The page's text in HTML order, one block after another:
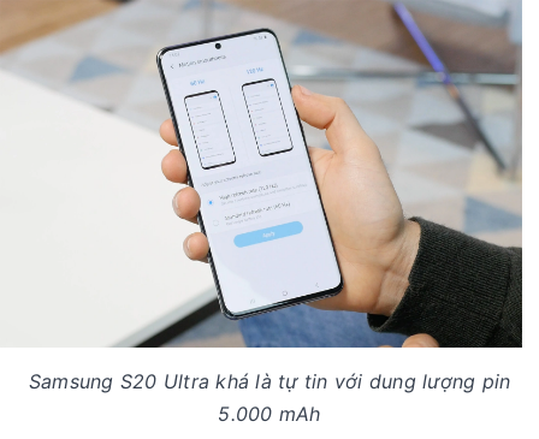
Samsung S20 Ultra khá là tự tin với dung lượng pin
5.000 mAh